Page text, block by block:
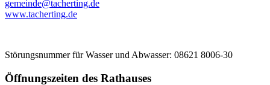
gemeinde@tacherting.de
www.tacherting.de
Störungsnummer für Wasser und Abwasser: 08621 8006-30
Öffnungszeiten des Rathauses